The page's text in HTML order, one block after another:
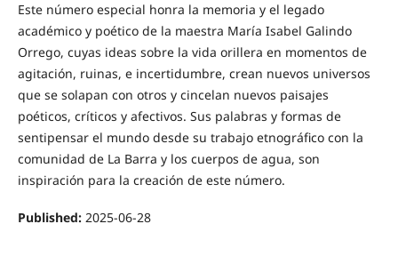
Este número especial honra la memoria y el legado
académico y poético de la maestra María Isabel Galindo
Orrego, cuyas ideas sobre la vida orillera en momentos de
agitación, ruinas, e incertidumbre, crean nuevos universos
que se solapan con otros y cincelan nuevos paisajes
poéticos, críticos y afectivos. Sus palabras y formas de
sentipensar el mundo desde su trabajo etnográfico con la
comunidad de La Barra y los cuerpos de agua, son
inspiración para la creación de este número.
Published: 2025-06-28